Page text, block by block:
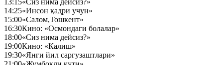
14:25«Инсон қадри учун»
15:00«Салом,Тошкент»
16:30Кино: «Осмондаги болалар»
18:00«Сиз нима дейсиз?»
19:00Кино: «Калиш»
19:30«Янги йил саргузаштлари»